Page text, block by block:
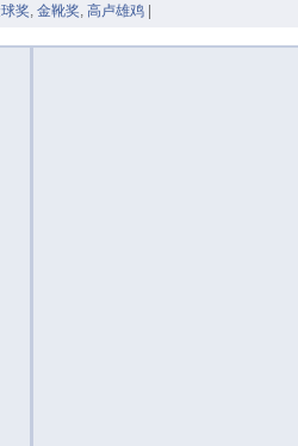
奖,金靴奖,高卢雄鸡